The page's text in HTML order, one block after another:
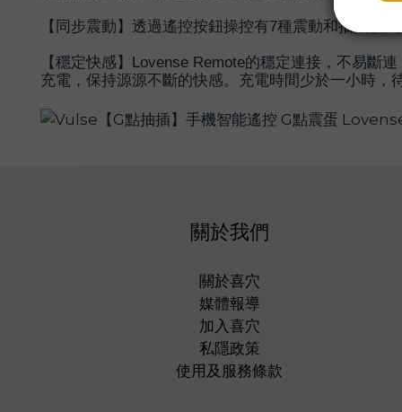
【同步震動】透過遙控按鈕操控有7種震動和抽插模
【穩定快感】Lovense Remote的穩定連接，不易斷
充電，保持源源不斷的快感。充電時間少於一小時，
關於我們
關於喜穴
媒體報導
加入喜穴
私隱政策
使用及服務條款